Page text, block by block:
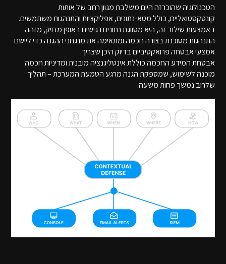
הטכנולוגיה שהוכרזה היום משלבת מגוון רחב של אותות
קונטקסטואליים, כולל מטא-נתונים, אפליקציות והתנהגות משתמשים.
באמצעות שילוב זה, היא מסווגת נתונים רגישים באופן מדויק, מזהה
התנהגות מסוכנת בצורה חכמה ומתאימה את מנגנוני ההגנה כדי ליישם
אמצעי אבטחה פרואקטיביים בדיוק היכן שצריך.
אבטחת המידע החכמה כוללת אינטליגנציה מובנית ומדיניות חכמה
מוכנה לשימוש, שמספקת הגנה מרגע הטמעת המערכת – תהליך
שלרוב נמשך פחות משעה.